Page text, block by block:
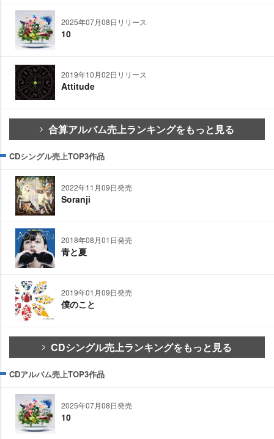
2025年07月08日リリース
10
2019年10月02日リリース
Attitude
合算アルバム売上ランキングをもっと見る
CDシングル売上TOP3作品
2022年11月09日発売
Soranji
2018年08月01日発売
青と夏
2019年01月09日発売
僕のこと
CDシングル売上ランキングをもっと見る
CDアルバム売上TOP3作品
2025年07月08日発売
10